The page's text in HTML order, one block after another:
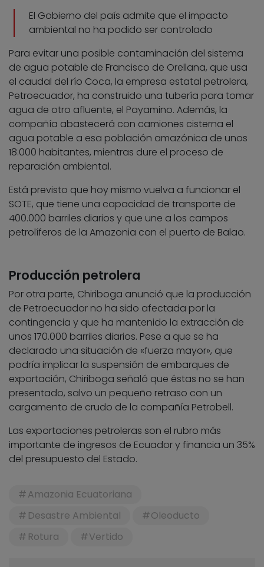
El Gobierno del país admite que el impacto
ambiental no ha podido ser controlado
Para evitar una posible contaminación del sistema
de agua potable de Francisco de Orellana, que usa
el caudal del río Coca, la empresa estatal petrolera,
Petroecuador, ha construido una tubería para tomar
agua de otro afluente, el Payamino. Además, la
compañía abastecerá con camiones cisterna el
agua potable a esa población amazónica de unos
18.000 habitantes, mientras dure el proceso de
reparación ambiental.
Está previsto que hoy mismo vuelva a funcionar el
SOTE, que tiene una capacidad de transporte de
400.000 barriles diarios y que une a los campos
petrolíferos de la Amazonia con el puerto de Balao.
Producción petrolera
Por otra parte, Chiriboga anunció que la producción
de Petroecuador no ha sido afectada por la
contingencia y que ha mantenido la extracción de
unos 170.000 barriles diarios. Pese a que se ha
declarado una situación de «fuerza mayor», que
podría implicar la suspensión de embarques de
exportación, Chiriboga señaló que éstas no se han
presentado, salvo un pequeño retraso con un
cargamento de crudo de la compañía Petrobell.
Las exportaciones petroleras son el rubro más
importante de ingresos de Ecuador y financia un 35%
del presupuesto del Estado.
Amazonia Ecuatoriana
Desastre Ambiental
Oleoducto
Rotura
Vertido